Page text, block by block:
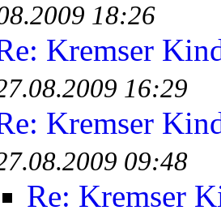
18:26
Kremser
16:29
Kremser
09:48
Re: Kremser